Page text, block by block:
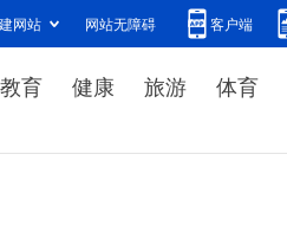
网站 网站无障碍 客户端
教育 健康 旅游 体育